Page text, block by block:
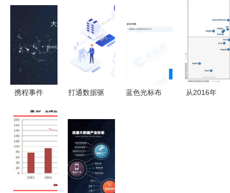
塑未来工作
方式
链让我们的
小数据为我
携程事件
熟”还是
APP的
bug？看看
专家怎么说
打通数据驱
官方社区大
数据服务全
解析
蓝色光标布
从2016年